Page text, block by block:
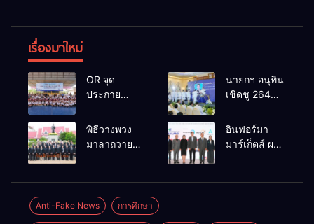
เรื่องมาใหม่
OR จุด
ประกาย
เยาวชน ผ่าน
นายกฯ อนุทิน
เชิดชู 264
บ้านยอดเยี่ยม
มอบแหนบ
เกียรติยศแห่ง
พิธีวางพวง
มาลาถวาย
2569 และ
การแข่งขัน
อินฟอร์มา
มาร์เก็ตส์ ผนึก
Anti-Fake News การศึกษา